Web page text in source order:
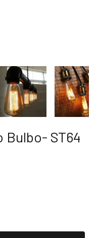
Bulbo- ST64